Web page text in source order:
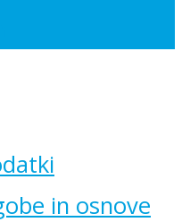
in osnove